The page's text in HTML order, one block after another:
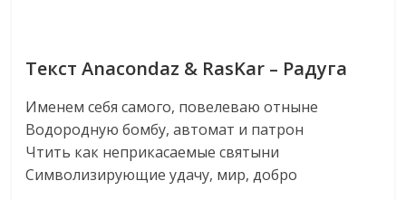
Текст Anacondaz & RasKar – Радуга
Именем себя самого, повелеваю отныне
Водородную бомбу, автомат и патрон
Чтить как неприкасаемые святыни
Символизирующие удачу, мир, добро